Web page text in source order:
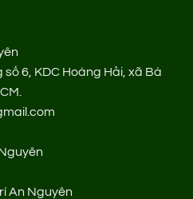
số 6, KDC Hoàng Hải, xã Bà
An Nguyên